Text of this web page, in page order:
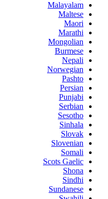
Malayalam
Maltese
Maori
Marathi
Mongolian
Burmese
Nepali
Norwegian
Pashto
Persian
Punjabi
Serbian
Sesotho
Sinhala
Slovak
Slovenian
Somali
Scots Gaelic
Shona
Sindhi
Sundanese